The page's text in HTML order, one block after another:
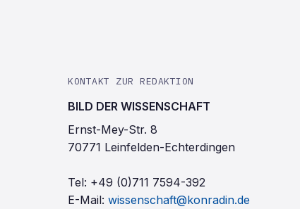
KONTAKT ZUR REDAKTION
BILD DER WISSENSCHAFT
Ernst-Mey-Str. 8
70771 Leinfelden-Echterdingen
Tel: +49 (0)711 7594-392
E-Mail: wissenschaft@konradin.de